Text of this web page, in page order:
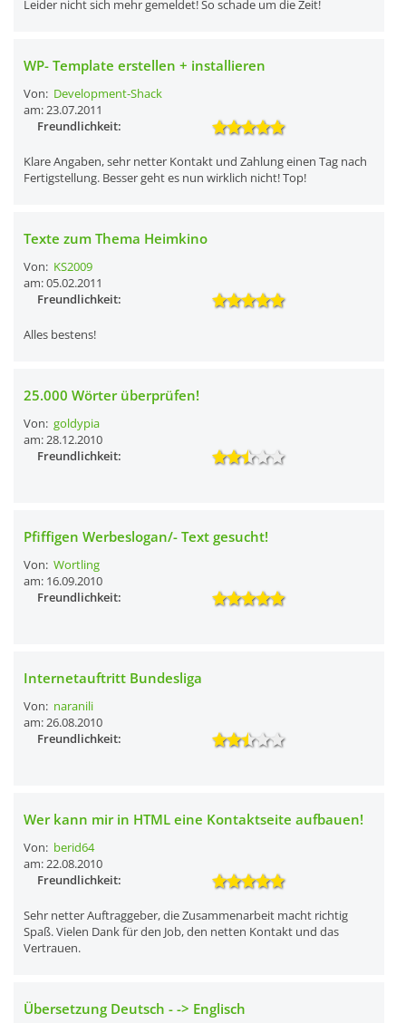
Leider nicht sich mehr gemeldet! So schade um die Zeit!
WP- Template erstellen + installieren
Von: Development-Shack
am: 23.07.2011
Freundlichkeit:
Klare Angaben, sehr netter Kontakt und Zahlung einen Tag nach
Fertigstellung. Besser geht es nun wirklich nicht! Top!
Texte zum Thema Heimkino
Von: KS2009
am: 05.02.2011
Freundlichkeit:
Alles bestens!
25.000 Wörter überprüfen!
Von: goldypia
am: 28.12.2010
Freundlichkeit:
Pfiffigen Werbeslogan/- Text gesucht!
Von: Wortling
am: 16.09.2010
Freundlichkeit:
Internetauftritt Bundesliga
Von: naranili
am: 26.08.2010
Freundlichkeit:
Wer kann mir in HTML eine Kontaktseite aufbauen!
Von: berid64
am: 22.08.2010
Freundlichkeit:
Sehr netter Auftraggeber, die Zusammenarbeit macht richtig
Spaß. Vielen Dank für den Job, den netten Kontakt und das
Vertrauen.
Übersetzung Deutsch - -> Englisch